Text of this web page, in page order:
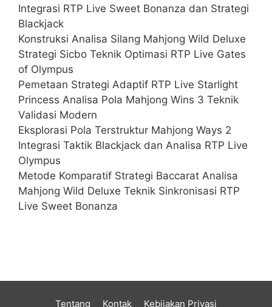
Integrasi RTP Live Sweet Bonanza dan Strategi
Blackjack
Konstruksi Analisa Silang Mahjong Wild Deluxe
Strategi Sicbo Teknik Optimasi RTP Live Gates
of Olympus
Pemetaan Strategi Adaptif RTP Live Starlight
Princess Analisa Pola Mahjong Wins 3 Teknik
Validasi Modern
Eksplorasi Pola Terstruktur Mahjong Ways 2
Integrasi Taktik Blackjack dan Analisa RTP Live
Olympus
Metode Komparatif Strategi Baccarat Analisa
Mahjong Wild Deluxe Teknik Sinkronisasi RTP
Live Sweet Bonanza
Tentang Kontak Kebijakan Privasi